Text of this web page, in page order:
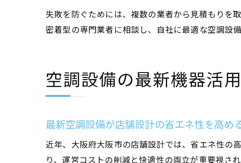
失敗を防ぐためには、複数の業者から見積もりを
密着型の専門業者に相談し、自社に最適な空調設
空調設備の最新機器活
最新空調設備が店舗設計の省エネ性を高め
近年、大阪府大阪市の店舗設計では、省エネ性の
り、運営コストの削減と快適性の両立が重要視さ